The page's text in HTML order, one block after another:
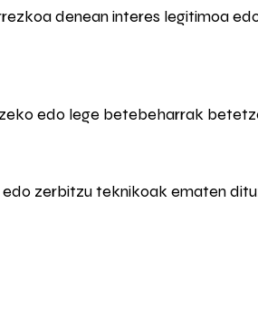
denean interes legitimoa
edo lege betebeharrak
zerbitzu teknikoak ematen